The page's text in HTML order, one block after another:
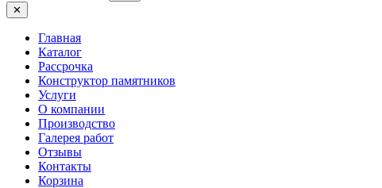
✕
Главная
Каталог
Рассрочка
Конструктор памятников
Услуги
О компании
Производство
Галерея работ
Отзывы
Контакты
Корзина